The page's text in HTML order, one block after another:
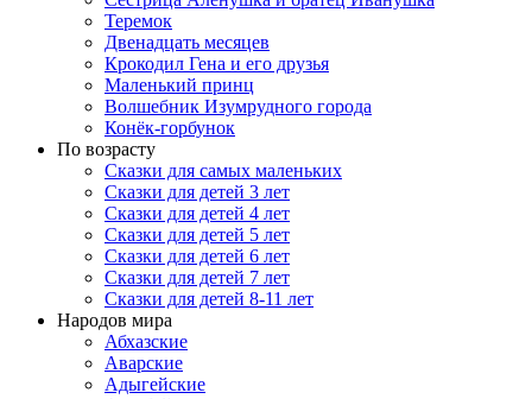
Теремок
Двенадцать месяцев
Крокодил Гена и его друзья
Маленький принц
Волшебник Изумрудного города
Конёк-горбунок
По возрасту
Сказки для самых маленьких
Сказки для детей 3 лет
Сказки для детей 4 лет
Сказки для детей 5 лет
Сказки для детей 6 лет
Сказки для детей 7 лет
Сказки для детей 8-11 лет
Народов мира
Абхазские
Аварские
Адыгейские